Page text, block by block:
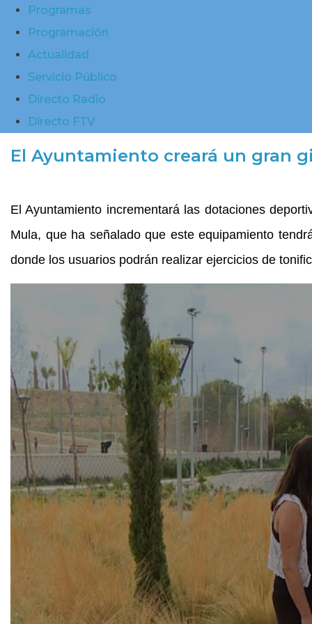
Programas
Programación
Actualidad
Servicio Público
Directo Radio
Directo FTV
El Ayuntamiento creará un gran
El Ayuntamiento incrementará las dotaciones
Mula, que ha señalado que este equipamiento
donde los usuarios podrán realizar ejercicios de